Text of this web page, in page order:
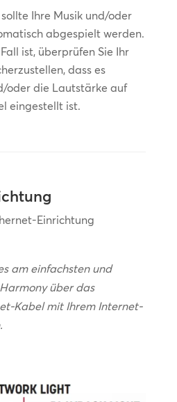
Ihre Musik und/oder
abgespielt werden.
ist, überprüfen Sie Ihr
dass es
oder die Lautstärke auf
eingestellt ist.
Einrichtung
am einfachsten und
über das
Kabel mit Ihrem Internet-